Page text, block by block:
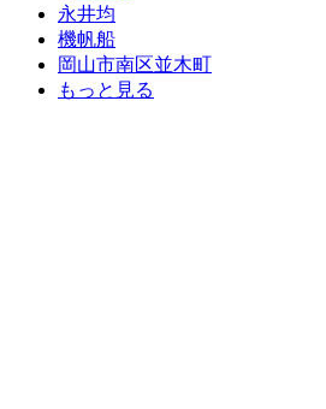
永井均
機帆船
岡山市南区並木町
もっと見る